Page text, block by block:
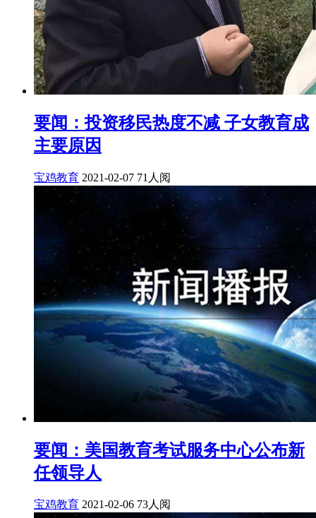
要闻：投资移民热度不减 子女教育成
主要原因
宝鸡教育 2021-02-07 71人阅
要闻：美国教育考试服务中心公布新
任领导人
宝鸡教育 2021-02-06 73人阅